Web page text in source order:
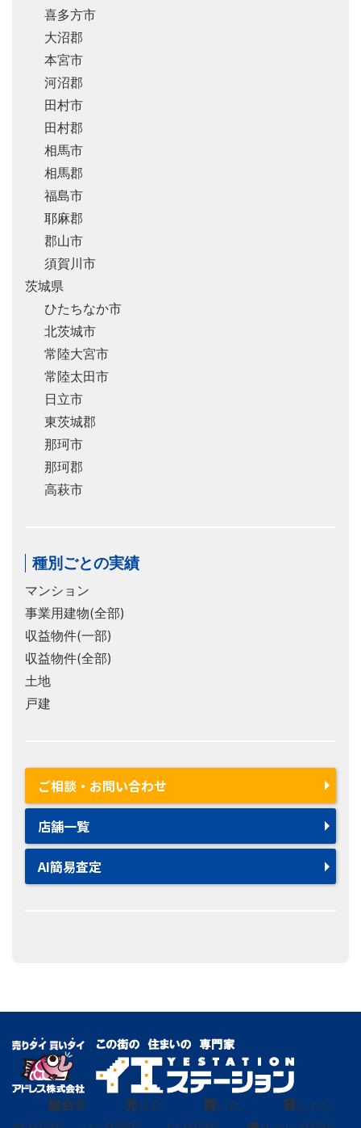
喜多方市
大沼郡
本宮市
河沼郡
田村市
田村郡
相馬市
相馬郡
福島市
耶麻郡
郡山市
須賀川市
茨城県
ひたちなか市
北茨城市
常陸大宮市
常陸太田市
日立市
東茨城郡
那珂市
那珂郡
高萩市
種別ごとの実績
マンション
事業用建物(全部)
収益物件(一部)
収益物件(全部)
土地
戸建
ご相談・お問い合わせ
店舗一覧
AI簡易査定
総合受
売りた
買いた
貸し たい